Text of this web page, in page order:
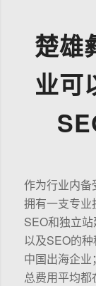
楚雄
业可
作为行业内
拥有一支专业
SEO和独立
以及SEO的
中国出海企
总费用平均